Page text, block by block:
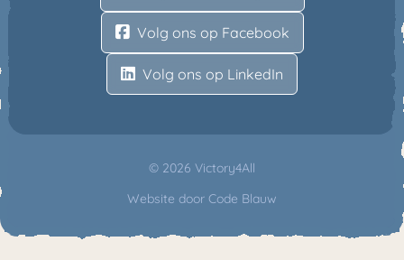
Volg ons op Facebook
Volg ons op LinkedIn
© 2026 Victory4All
Website door Code Blauw